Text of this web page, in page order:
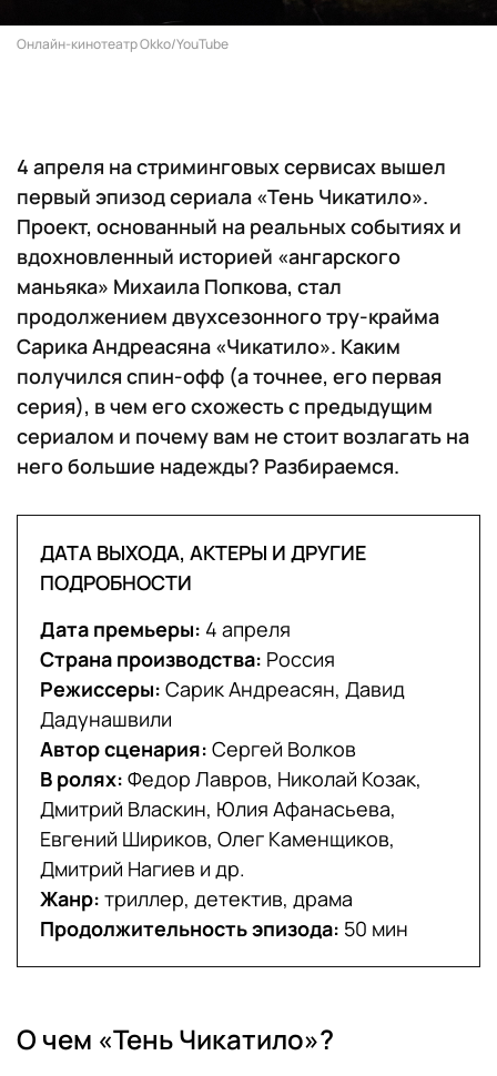
Онлайн-кинотеатр Okko/YouTube
4 апреля на стриминговых сервисах вышел
первый эпизод сериала «Тень Чикатило».
Проект, основанный на реальных событиях и
вдохновленный историей «ангарского
маньяка» Михаила Попкова, стал
продолжением двухсезонного тру-крайма
Сарика Андреасяна «Чикатило». Каким
получился спин-офф (а точнее, его первая
серия), в чем его схожесть с предыдущим
сериалом и почему вам не стоит возлагать на
него большие надежды? Разбираемся.
ДАТА ВЫХОДА, АКТЕРЫ И ДРУГИЕ
ПОДРОБНОСТИ
Дата премьеры: 4 апреля
Страна производства: Россия
Режиссеры: Сарик Андреасян, Давид
Дадунашвили
Автор сценария: Сергей Волков
В ролях: Федор Лавров, Николай Козак,
Дмитрий Власкин, Юлия Афанасьева,
Евгений Шириков, Олег Каменщиков,
Дмитрий Нагиев и др.
Жанр: триллер, детектив, драма
Продолжительность эпизода: 50 мин
О чем «Тень Чикатило»?